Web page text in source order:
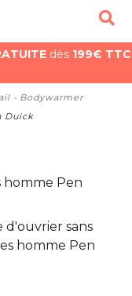
dès 199€ TTC
- Bodywarmer
Duick